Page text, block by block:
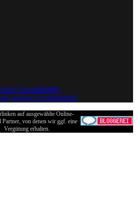
Ausmalbilder
unserer Ausmalbilder
auf ausgewählte Online-
Partner, von denen wir ggf. eine
Vergütung erhalten.